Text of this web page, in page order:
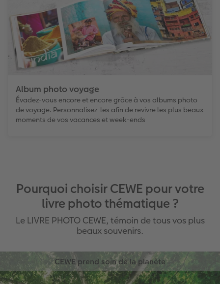
Album photo voyage
Évadez-vous encore et encore grâce à vos albums photo
de voyage. Personnalisez-les afin de revivre les plus beaux
moments de vos vacances et week-ends
Pourquoi choisir CEWE pour votre
livre photo thématique ?
Le LIVRE PHOTO CEWE, témoin de tous vos plus
beaux souvenirs.